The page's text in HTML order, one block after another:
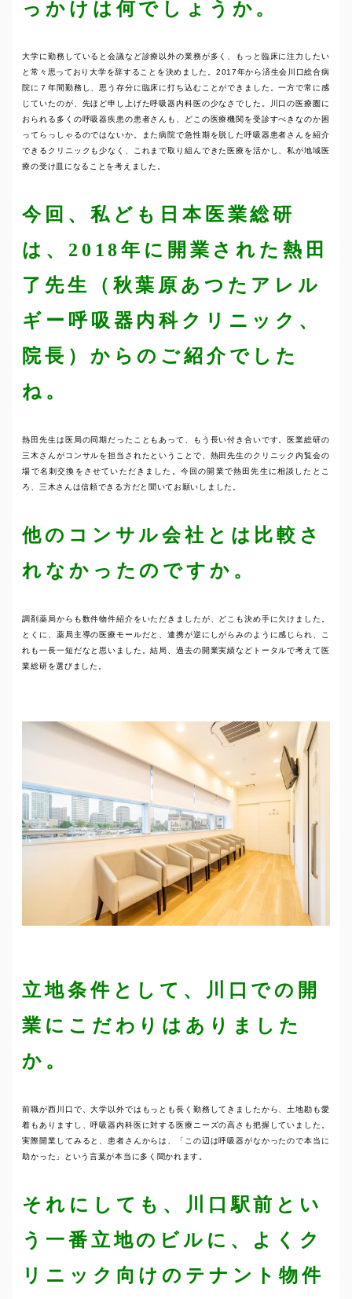
っかけは何でしょうか。
大学に勤務していると会議など診療以外の業務が多く、もっと臨床に注力したい
と常々思っており大学を辞することを決めました。2017年から済生会川口総合病
院に７年間勤務し、思う存分に臨床に打ち込むことができました。一方で常に感
じていたのが、先ほど申し上げた呼吸器内科医の少なさでした。川口の医療圏に
おられる多くの呼吸器疾患の患者さんも、どこの医療機関を受診すべきなのか困
ってらっしゃるのではないか。また病院で急性期を脱した呼吸器患者さんを紹介
できるクリニックも少なく、これまで取り組んできた医療を活かし、私が地域医
療の受け皿になることを考えました。
今回、私ども日本医業総研
は、2018年に開業された熱田
了先生（秋葉原あつたアレル
ギー呼吸器内科クリニック、
院長）からのご紹介でした
ね。
熱田先生は医局の同期だったこともあって、もう長い付き合いです。医業総研の
三木さんがコンサルを担当されたということで、熱田先生のクリニック内覧会の
場で名刺交換をさせていただきました。今回の開業で熱田先生に相談したとこ
ろ、三木さんは信頼できる方だと聞いてお願いしました。
他のコンサル会社とは比較さ
れなかったのですか。
調剤薬局からも数件物件紹介をいただきましたが、どこも決め手に欠けました。
とくに、薬局主導の医療モールだと、連携が逆にしがらみのように感じられ、こ
れも一長一短だなと思いました。結局、過去の開業実績などトータルで考えて医
業総研を選びました。
立地条件として、川口での開
業にこだわりはありました
か。
前職が西川口で、大学以外ではもっとも長く勤務してきましたから、土地勘も愛
着もありますし、呼吸器内科医に対する医療ニーズの高さも把握していました。
実際開業してみると、患者さんからは、「この辺は呼吸器がなかったので本当に
助かった」という言葉が本当に多く聞かれます。
それにしても、川口駅前とい
う一番立地のビルに、よくク
リニック向けのテナント物件